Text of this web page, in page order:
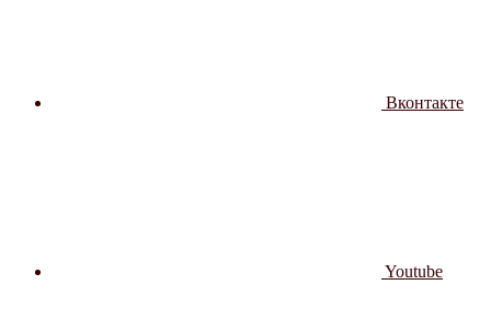
Вконтакте
Youtube